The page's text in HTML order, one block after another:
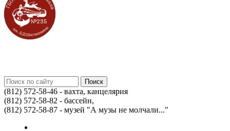
(812) 572-58-46 - вахта, канцелярия
(812) 572-58-82 - бассейн,
(812) 572-58-87 - музей "А музы не молчали..."